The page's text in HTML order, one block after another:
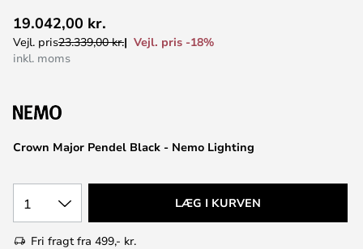
til
starten
Crown Major Pendel Black - Nemo Lighting
19.042,00 kr.
Vejl. pris23.339,00 kr.
Vejl. pris -18%
inkl. moms
1 LÆG I KURVEN
Fri fragt fra 499,- kr.